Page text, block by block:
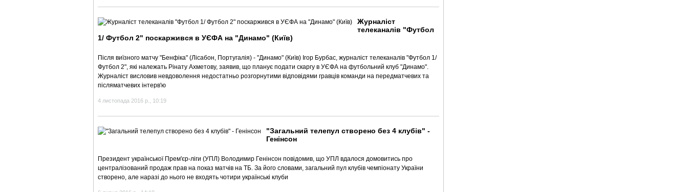
Журналіст
телеканалів "Футбол
1/ Футбол 2" поскаржився в УЄФА на "Динамо" (Київ)
Після виїзного матчу "Бенфіка" (Лісабон, Португалія) - "Динамо" (Київ) Ігор Бурбас, журналіст телеканалів "Футбол 1/
Футбол 2", які належать Рінату Ахметову, заявив, що планує подати скаргу в УЄФА на футбольний клуб "Динамо".
Журналіст висловив невдоволення недостатньо розгорнутими відповідями гравців команди на передматчевих та
післяматчевих інтерв'ю
4 листопада 2016 р., 10:19
"Загальний телепул створено без 4 клубів" -
Генінсон
Президент української Прем'єр-ліги (УПЛ) Володимир Генінсон повідомив, що УПЛ вдалося домовитись про
централізований продаж прав на показ матчів на ТБ. За його словами, загальний пул клубів чемпіонату України
створено, але наразі до нього не входять чотири українські клуби